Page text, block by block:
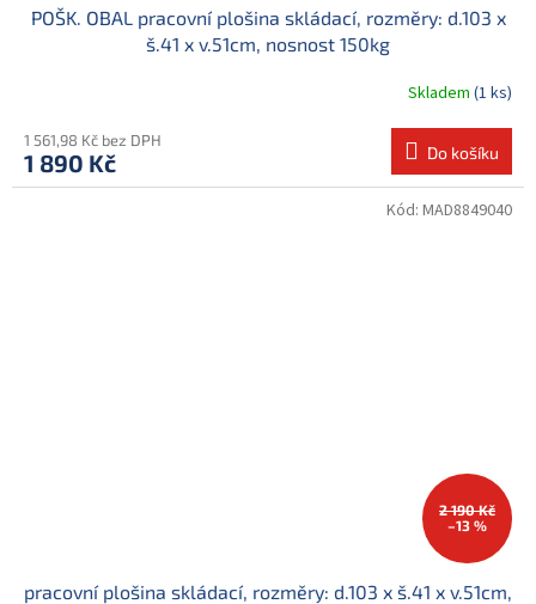
POŠK. OBAL pracovní plošina skládací, rozměry: d.103 x
š.41 x v.51cm, nosnost 150kg
Skladem (1 ks)
1 561,98 Kč bez DPH
1 890 Kč Do košíku
2 190 Kč
–13 %
pracovní plošina skládací, rozměry: d.103 x š.41 x v.51cm,
Kód: MAD8849040